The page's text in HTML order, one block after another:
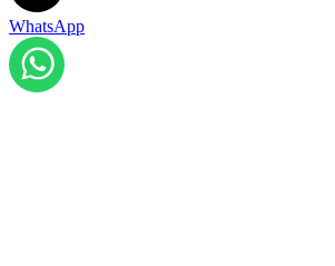
WhatsApp